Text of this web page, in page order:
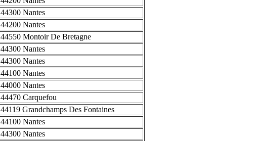
44300 Nantes
44200 Nantes
44550 Montoir De Bretagne
44300 Nantes
44300 Nantes
44100 Nantes
44000 Nantes
44470 Carquefou
44119 Grandchamps Des Fontaines
44100 Nantes
44300 Nantes